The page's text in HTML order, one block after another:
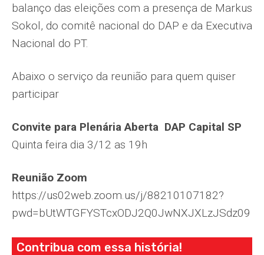
balanço das eleições com a presença de Markus
Sokol, do comitê nacional do DAP e da Executiva
Nacional do PT.
Abaixo o serviço da reunião para quem quiser
participar
Convite para Plenária Aberta DAP Capital SP
Quinta feira dia 3/12 as 19h
Reunião Zoom
https://us02web.zoom.us/j/88210107182?
pwd=bUtWTGFYSTcxODJ2Q0JwNXJXLzJSdz09
Contribua com essa história!